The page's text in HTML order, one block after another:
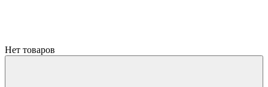
Нет товаров